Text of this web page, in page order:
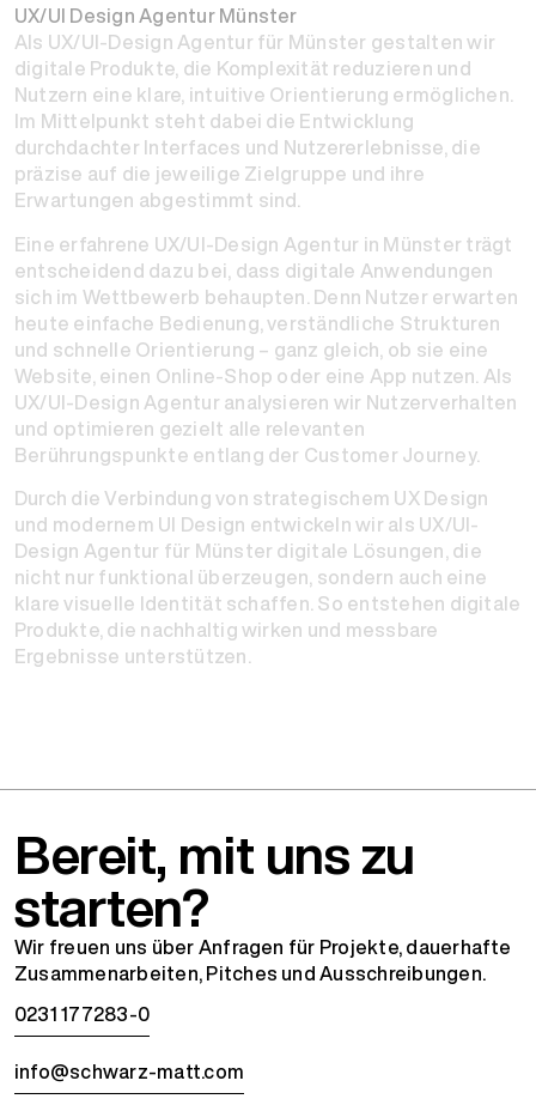
UX/UI Design Agentur Münster
Als UX/UI-Design Agentur für Münster gestalten wir
digitale Produkte, die Komplexität reduzieren und
Nutzern eine klare, intuitive Orientierung ermöglichen.
Im Mittelpunkt steht dabei die Entwicklung
durchdachter Interfaces und Nutzererlebnisse, die
präzise auf die jeweilige Zielgruppe und ihre
Erwartungen abgestimmt sind.
Eine erfahrene UX/UI-Design Agentur in Münster trägt
entscheidend dazu bei, dass digitale Anwendungen
sich im Wettbewerb behaupten. Denn Nutzer erwarten
heute einfache Bedienung, verständliche Strukturen
und schnelle Orientierung – ganz gleich, ob sie eine
Website, einen Online-Shop oder eine App nutzen. Als
UX/UI-Design Agentur analysieren wir Nutzerverhalten
und optimieren gezielt alle relevanten
Berührungspunkte entlang der Customer Journey.
Durch die Verbindung von strategischem UX Design
und modernem UI Design entwickeln wir als UX/UI-
Design Agentur für Münster digitale Lösungen, die
nicht nur funktional überzeugen, sondern auch eine
klare visuelle Identität schaffen. So entstehen digitale
Produkte, die nachhaltig wirken und messbare
Ergebnisse unterstützen.
Bereit, mit uns zu
starten?
Wir freuen uns über Anfragen für Projekte, dauerhafte
Zusammenarbeiten, Pitches und Ausschreibungen.
0231 177283-0
info@schwarz-matt.com